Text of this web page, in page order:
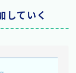
していく